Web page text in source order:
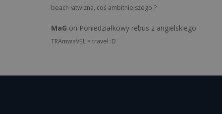
beach łatwizna, coś ambitniejszego ?
MaG on Poniedziałkowy rebus z angielskiego
TRAmwaVEL = travel :D